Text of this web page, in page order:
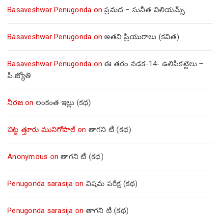
Basaveshwar Penugonda onప్రమద – సునీత విలియమ్స్
Basaveshwar Penugonda onఅతని ప్రియురాలు (కవిత)
Basaveshwar Penugonda onఈ తరం నడక-14- ఉలిపికట్టెలు –
పి.జ్యోతి
నీరజon లంకంత ఇల్లు (కథ)
చిట్ట త్తూరు మునిగోపాల్on తాగని టీ (కథ)
Anonymous onతాగని టీ (కథ)
Penugonda sarasija on విషమ పరీక్ష (క‌థ‌)
Penugonda sarasija on తాగని టీ (కథ)